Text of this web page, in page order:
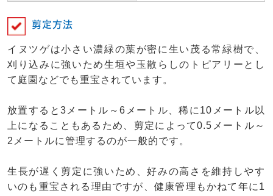
剪定方法
イヌツゲは小さい濃緑の葉が密に生い茂る常緑樹で、
刈り込みに強いため生垣や玉散らしのトピアリーとし
て庭園などでも重宝されています。
放置すると3メートル～6メートル、稀に10メートル以
上になることもあるため、剪定によって0.5メートル～
2メートルに管理するのが一般的です。
生長が遅く剪定に強いため、好みの高さを維持しやす
いのも重宝される理由ですが、健康管理もかねて年に1